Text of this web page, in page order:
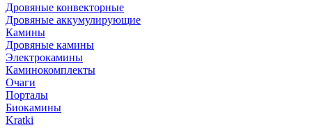
Дровяные конвекторные
Дровяные аккумулирующие
Камины
Дровяные камины
Электрокамины
Каминокомплекты
Очаги
Порталы
Биокамины
Kratki